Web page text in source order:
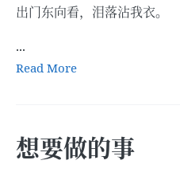
出门东向看，泪落沾我衣。
...
Read More
想要做的事